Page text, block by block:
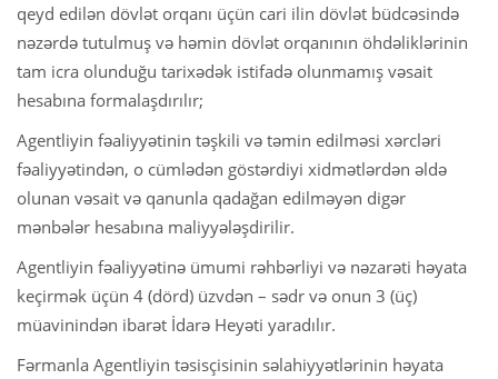
qeyd edilən dövlət orqanı üçün cari ilin dövlət büdcəsində
nəzərdə tutulmuş və həmin dövlət orqanının öhdəliklərinin
tam icra olunduğu tarixədək istifadə olunmamış vəsait
hesabına formalaşdırılır;
Agentliyin fəaliyyətinin təşkili və təmin edilməsi xərcləri
fəaliyyətindən, o cümlədən göstərdiyi xidmətlərdən əldə
olunan vəsait və qanunla qadağan edilməyən digər
mənbələr hesabına maliyyələşdirilir.
Agentliyin fəaliyyətinə ümumi rəhbərliyi və nəzarəti həyata
keçirmək üçün 4 (dörd) üzvdən – sədr və onun 3 (üç)
müavinindən ibarət İdarə Heyəti yaradılır.
Fərmanla Agentliyin təsisçisinin səlahiyyətlərinin həyata